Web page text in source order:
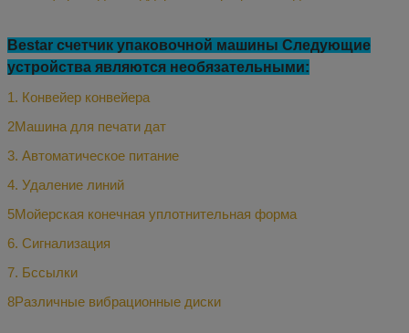
Bestar счетчик упаковочной машины Следующие
устройства являются необязательными:
1. Конвейер конвейера
2Машина для печати дат
3. Автоматическое питание
4. Удаление линий
5Мойерская конечная уплотнительная форма
6. Сигнализация
7. Бссылки
8Различные вибрационные диски